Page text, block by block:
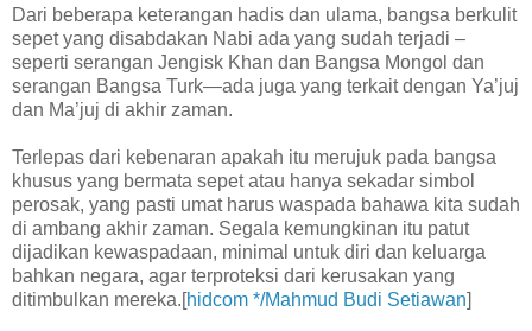
Dari beberapa keterangan hadis dan ulama, bangsa berkulit
sepet yang disabdakan Nabi ada yang sudah terjadi –
seperti serangan Jengisk Khan dan Bangsa Mongol dan
serangan Bangsa Turk—ada juga yang terkait dengan Ya’juj
dan Ma’juj di akhir zaman.
Terlepas dari kebenaran apakah itu merujuk pada bangsa
khusus yang bermata sepet atau hanya sekadar simbol
perosak, yang pasti umat harus waspada bahawa kita sudah
di ambang akhir zaman. Segala kemungkinan itu patut
dijadikan kewaspadaan, minimal untuk diri dan keluarga
bahkan negara, agar terproteksi dari kerusakan yang
ditimbulkan mereka.[hidcom */Mahmud Budi Setiawan]